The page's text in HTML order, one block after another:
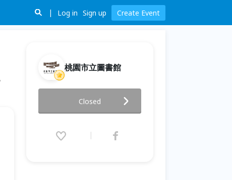
Log in Sign up Create Event
桃園市立圖書館
動物扭蛋塗裝課程
2026.07.29 (Wed) 13:30 - 16:30
Closed